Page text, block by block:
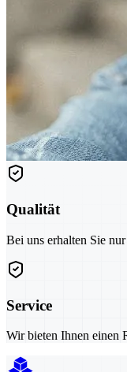
Qualität
Bei uns erhalten Sie
Service
Wir bieten Ihnen einen